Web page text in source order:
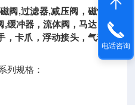
阀,过滤器,减压阀，磁性开
缓冲器，流体阀，马达，手
，卡爪，浮动接头，气动元
列规格：
电话咨询